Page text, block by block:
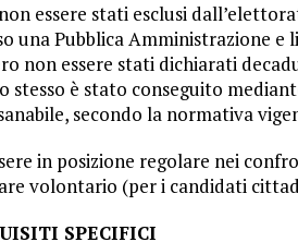
essere stati esclusi
una Pubblica Amministrazione
non essere stati dichiarati
stesso è stato conseguito
secondo la normativa
in posizione regolare nei
volontario (per i candidati
SPECIFICI